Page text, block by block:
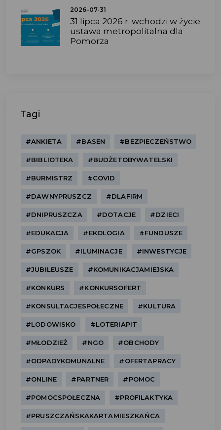
2026-07-31
31 lipca 2026 r. wchodzi w życie
ustawa metropolitalna dla
Pomorza
Tagi
#ANKIETA #BASEN #BEZPIECZEŃSTWO
#BIBLIOTEKA #BUDŻETOBYWATELSKI
#BURMISTRZ #COVID
#DAWNYPRUSZCZ #DLAFIRM
#DNIPRUSZCZA #DOTACJE #DZIECI
#EDUKACJA #EKOLOGIA #FUNDUSZE
#GPSZOK #ILUMINACJE #INWESTYCJE
#JUBILEUSZE #KOMUNIKACJAMIEJSKA
#KONKURS #KONKURSOFERT
#KONSULTACJESPOŁECZNE #KULTURA
#LODOWISKO #LOTERIAPIT
#MŁODZIEŻ #NGO #OBCHODY
#ODPADYKOMUNALNE #OFERTAPRACY
#ONLINE #PARTNER #POMOC
#POMOCSPOŁECZNA #PROFILAKTYKA
#PRUSZCZAŃSKAKARTAMIESZKAŃCA